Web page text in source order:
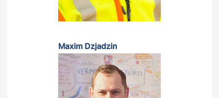
Maxim Dzjadzin